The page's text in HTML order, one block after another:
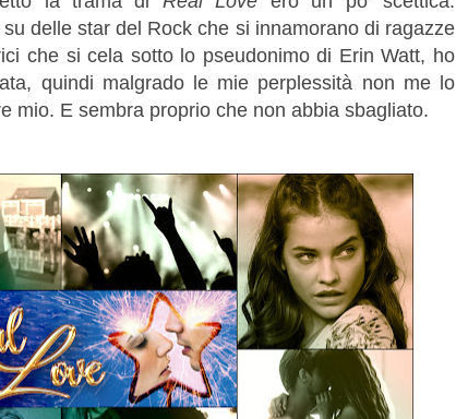
delle star del Rock che si innamorano di ragazze
che si cela sotto lo pseudonimo di Erin Watt, ho
quindi malgrado le mie perplessità non me lo
mio. E sembra proprio che non abbia sbagliato.